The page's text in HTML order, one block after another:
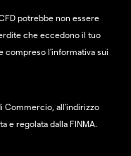
potrebbe non essere
che eccedono il tuo
compreso l'informativa sui
Commercio, all'indirizzo
e regolata dalla FINMA.